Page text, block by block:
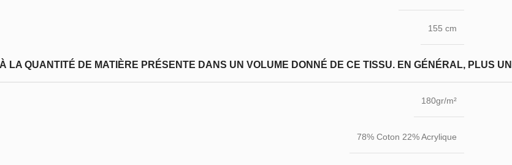
155 cm
LA QUANTITÉ DE MATIÈRE PRÉSENTE DANS UN VOLUME DONNÉ DE CE TISSU. EN GÉNÉRAL, PLUS
180gr/m²
78% Coton 22% Acrylique